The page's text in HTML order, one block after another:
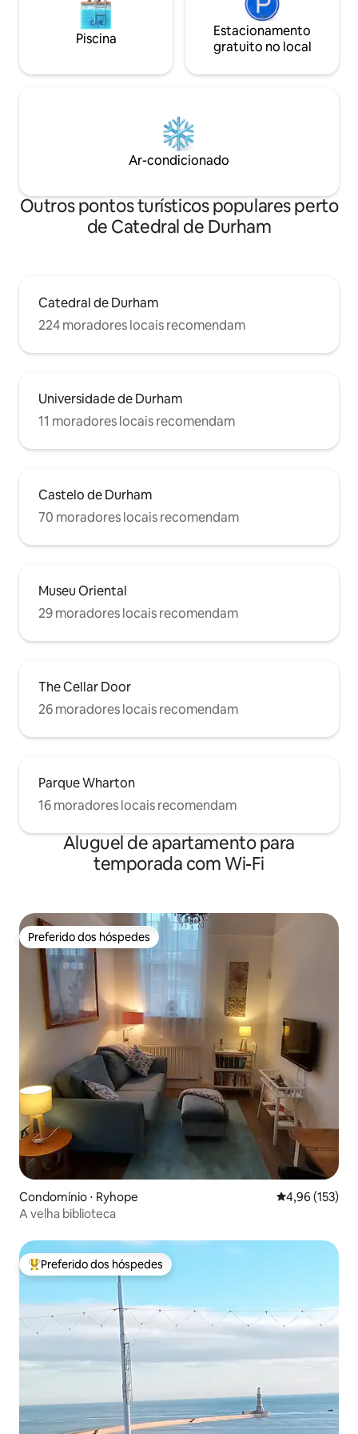
Piscina
Estacionamento
gratuito no local
Ar-condicionado
Outros pontos turísticos populares perto
de Catedral de Durham
Catedral de Durham
224 moradores locais recomendam
Universidade de Durham
11 moradores locais recomendam
Castelo de Durham
70 moradores locais recomendam
Museu Oriental
29 moradores locais recomendam
The Cellar Door
26 moradores locais recomendam
Parque Wharton
16 moradores locais recomendam
Aluguel de apartamento para
temporada com Wi-Fi
Preferido dos hóspedes
Preferido dos hóspedes
Condomínio ⋅ Ryhope 4,96 de uma
4,96 (153)
A velha biblioteca
Entre os melhores preferidos dos hóspedes
Preferido dos hóspedes